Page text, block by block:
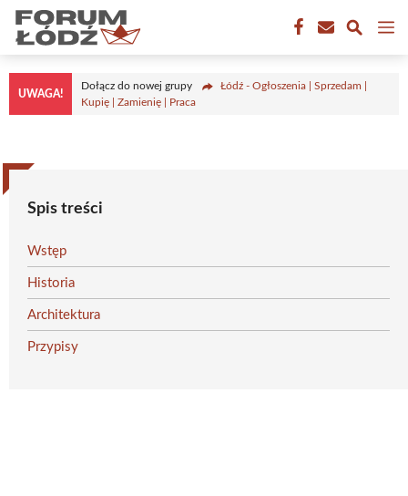
Przejdź
treści
UWAGA!
Dołącz do nowej grupy
Łódź - Ogłoszenia | Sprzedam |
Kupię | Zamienię | Praca
Spis treści
Wstęp
Historia
Architektura
Przypisy